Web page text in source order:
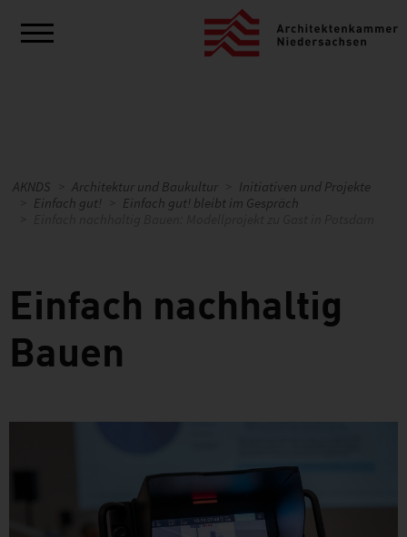
AKNDS Architektur und Baukultur
Initiativen und Projekte
Einfach gut!
Einfach gut! bleibt im Gespräch
Einfach nachhaltig
Bauen